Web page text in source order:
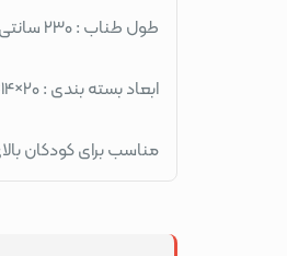
طول طناب : 230 سانتی متر
ابعاد بسته بندی : 20×14×3 سانتی‌متر
مناسب برای کودکان